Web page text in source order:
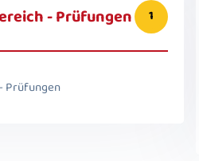
- Prüfungen 1
Prüfungen